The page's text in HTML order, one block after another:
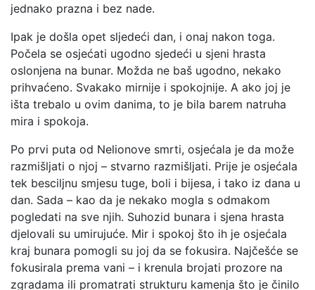
jednako prazna i bez nade.
Ipak je došla opet sljedeći dan, i onaj nakon toga.
Počela se osjećati ugodno sjedeći u sjeni hrasta
oslonjena na bunar. Možda ne baš ugodno, nekako
prihvaćeno. Svakako mirnije i spokojnije. A ako joj je
išta trebalo u ovim danima, to je bila barem natruha
mira i spokoja.
Po prvi puta od Nelionove smrti, osjećala je da može
razmišljati o njoj – stvarno razmišljati. Prije je osjećala
tek besciljnu smjesu tuge, boli i bijesa, i tako iz dana u
dan. Sada – kao da je nekako mogla s odmakom
pogledati na sve njih. Suhozid bunara i sjena hrasta
djelovali su umirujuće. Mir i spokoj što ih je osjećala
kraj bunara pomogli su joj da se fokusira. Najčešće se
fokusirala prema vani – i krenula brojati prozore na
zgradama ili promatrati strukturu kamenja što je činilo